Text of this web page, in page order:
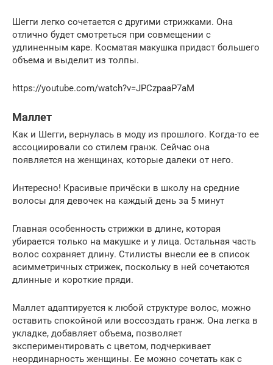
Шегги легко сочетается с другими стрижками. Она
отлично будет смотреться при совмещении с
удлиненным каре. Косматая макушка придаст большего
объема и выделит из толпы.
https://youtube.com/watch?v=JPCzpaaP7aM
Маллет
Как и Шегги, вернулась в моду из прошлого. Когда-то ее
ассоциировали со стилем гранж. Сейчас она
появляется на женщинах, которые далеки от него.
Интересно! Красивые причёски в школу на средние
волосы для девочек на каждый день за 5 минут
Главная особенность стрижки в длине, которая
убирается только на макушке и у лица. Остальная часть
волос сохраняет длину. Стилисты внесли ее в список
асимметричных стрижек, поскольку в ней сочетаются
длинные и короткие пряди.
Маллет адаптируется к любой структуре волос, можно
оставить спокойной или воссоздать гранж. Она легка в
укладке, добавляет объема, позволяет
экспериментировать с цветом, подчеркивает
неординарность женщины. Ее можно сочетать как с